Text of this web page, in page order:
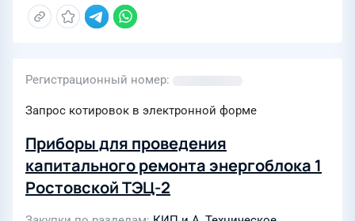
Регистрационный номер
Запрос котировок в электронной форме
Приборы для проведения
капитального ремонта энергоблока 1
Ростовской ТЭЦ-2